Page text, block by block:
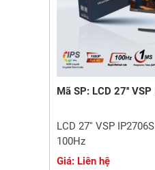
Mã SP: LCD 27''
LCD 27'' VSP
100Hz
Giá: Liên hệ